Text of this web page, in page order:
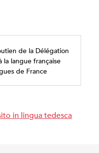
de la Délégation
la langue française
de France
in lingua tedesca